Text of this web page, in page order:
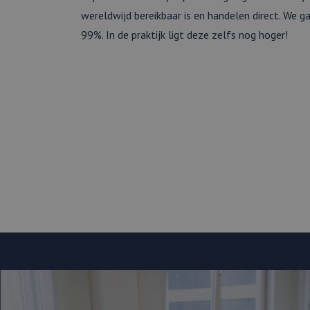
wereldwijd bereikbaar is en handelen direct. We
99%. In de praktijk ligt deze zelfs nog hoger!
Naam
_clck
Domein